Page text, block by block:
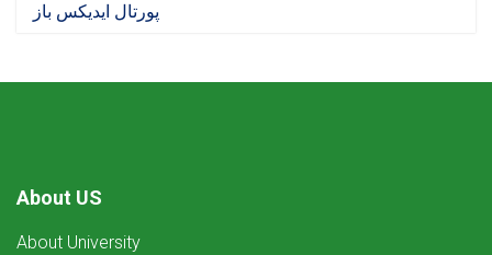
پورتال ایدیکس باز
About US
About University